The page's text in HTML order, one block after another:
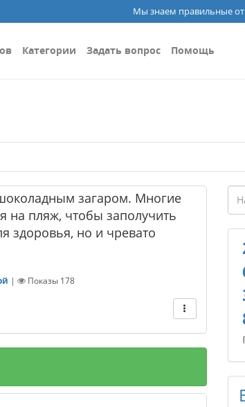
Мы знаем правильные
Категории Задать вопрос Помощь
загаром. Многие
на пляж, чтобы заполучить
здоровья, но и чревато
| Показы 178